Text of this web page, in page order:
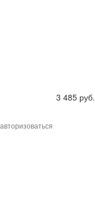
3 485 руб.